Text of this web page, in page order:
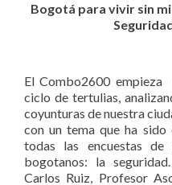
Bogotá para vivir sin
El Combo2600 empieza
ciclo de tertulias,
coyunturas de nuestra
con un tema que ha
todas las encuestas
bogotanos: la
Carlos Ruiz, Profesor